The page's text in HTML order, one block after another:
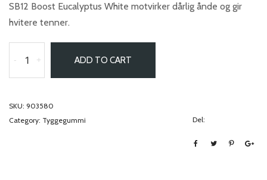
SB12 Boost Eucalyptus White motvirker dårlig ånde og gir
hvitere tenner.
- + ADD TO CART
SKU: 903580
Category: Tyggegummi Del: